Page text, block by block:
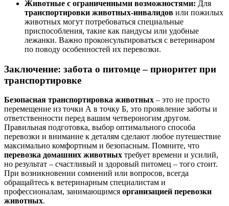
Животные с ограниченными возможностями: Для
транспортировки животных-инвалидов или пожилых
животных могут потребоваться специальные
приспособления, такие как пандусы или удобные
лежанки. Важно проконсультироваться с ветеринаром
по поводу особенностей их перевозки.
Заключение: забота о питомце – приоритет при
транспортировке
Безопасная транспортировка животных – это не просто
перемещение из точки А в точку Б, это проявление заботы и
ответственности перед вашим четвероногим другом.
Правильная подготовка, выбор оптимального способа
перевозки и внимание к деталям сделают любое путешествие
максимально комфортным и безопасным. Помните, что
перевозка домашних животных требует времени и усилий,
но результат – счастливый и здоровый питомец – того стоит.
При возникновении сомнений или вопросов, всегда
обращайтесь к ветеринарным специалистам и
профессионалам, занимающимся организацией перевозки
животных.